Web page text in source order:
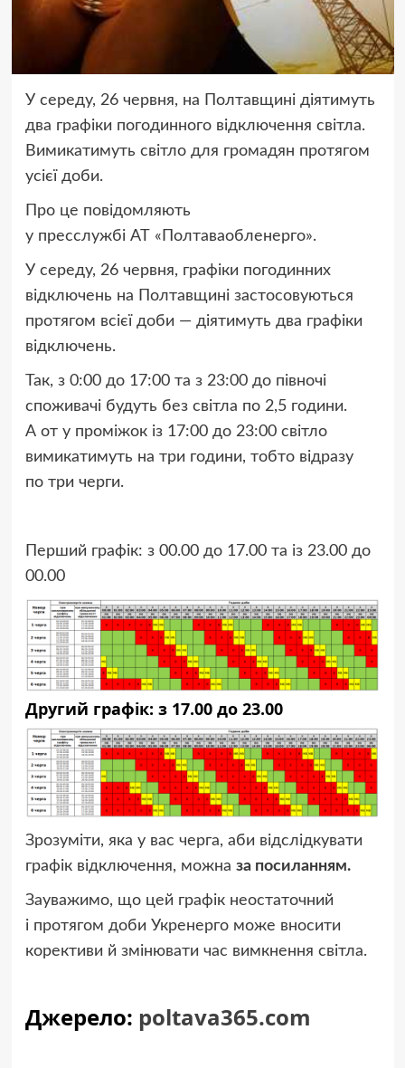
У середу, 26 червня, на Полтавщині діятимуть
два графіки погодинного відключення світла.
Вимикатимуть світло для громадян протягом
усієї доби.
Про це повідомляють
у пресслужбі АТ «Полтаваобленерго».
У середу, 26 червня, графіки погодинних
відключень на Полтавщині застосовуються
протягом всієї доби — діятимуть два графіки
відключень.
Так, з 0:00 до 17:00 та з 23:00 до півночі
споживачі будуть без світла по 2,5 години.
А от у проміжок із 17:00 до 23:00 світло
вимикатимуть на три години, тобто відразу
по три черги.
Перший графік: з 00.00 до 17.00 та із 23.00 до
00.00
Другий графік: з 17.00 до 23.00
Зрозуміти, яка у вас черга, аби відслідкувати
графік відключення, можна за посиланням.
Зауважимо, що цей графік неостаточний
і протягом доби Укренерго може вносити
корективи й змінювати час вимкнення світла.
Джерело: poltava365.com